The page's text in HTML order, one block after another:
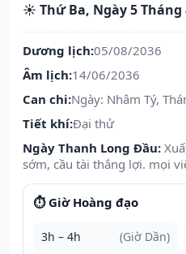
☀️ Thứ Ba, Ngày 5 Tháng
Dương lịch:05/08/2036
Âm lịch:14/06/2036
Can chi:Ngày: Nhâm Tý,
Tiết khí:Đại thử
Ngày Thanh Long Đầu:
sớm, cầu tài thắng lợi. mọi
⏱️ Giờ Hoàng đạo
3h – 4h (Giờ Dần)